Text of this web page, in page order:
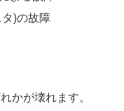
)の故障
かが壊れます。